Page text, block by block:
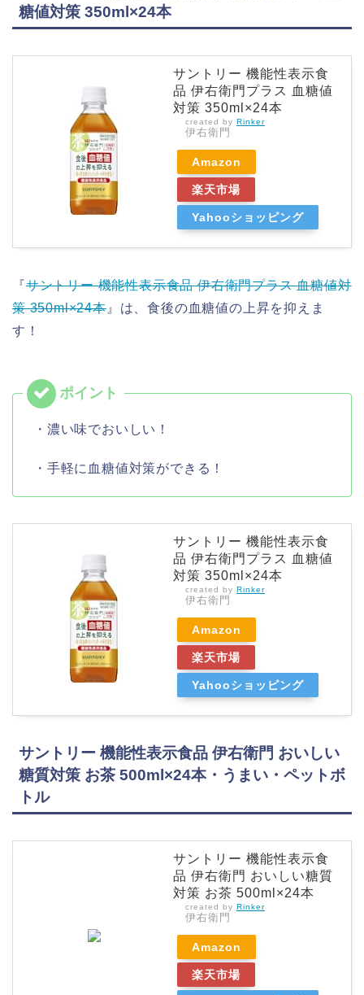
糖値対策 350ml×24本
サントリー 機能性表示食
品 伊右衛門プラス 血糖値
対策 350ml×24本
created by Rinker
伊右衛門
Amazon
楽天市場
Yahooショッピング
『サントリー 機能性表示食品 伊右衛門プラス 血糖値対
策 350ml×24本』は、食後の血糖値の上昇を抑えま
す！
・濃い味でおいしい！
・手軽に血糖値対策ができる！
サントリー 機能性表示食
品 伊右衛門プラス 血糖値
対策 350ml×24本
created by Rinker
伊右衛門
Amazon
楽天市場
Yahooショッピング
サントリー 機能性表示食品 伊右衛門 おいしい
糖質対策 お茶 500ml×24本・うまい・ペットボ
トル
サントリー 機能性表示食
品 伊右衛門 おいしい糖質
対策 お茶 500ml×24本
created by Rinker
伊右衛門
Amazon
楽天市場